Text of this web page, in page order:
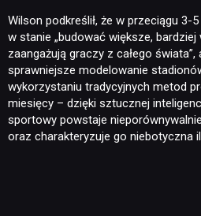
Wilson podkreślił, że w przeciągu 3-
w stanie „budować większe,
zaangażują graczy z całego świata”,
sprawniejsze modelowanie
wykorzystaniu tradycyjnych metod
miesięcy – dzięki sztucznej
sportowy powstaje
oraz charakteryzuje go niebotyczna